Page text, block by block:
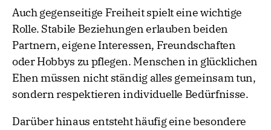
Auch gegenseitige Freiheit spielt eine wichtige
Rolle. Stabile Beziehungen erlauben beiden
Partnern, eigene Interessen, Freundschaften
oder Hobbys zu pflegen. Menschen in glücklichen
Ehen müssen nicht ständig alles gemeinsam tun,
sondern respektieren individuelle Bedürfnisse.
Darüber hinaus entsteht häufig eine besondere